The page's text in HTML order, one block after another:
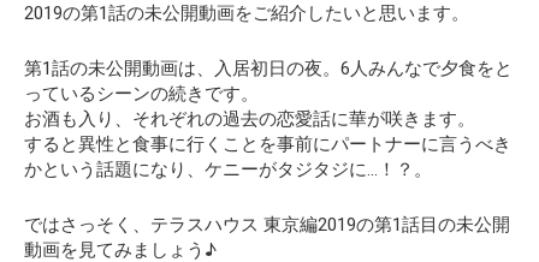
2019の第1話の未公開動画をご紹介したいと思います。
第1話の未公開動画は、入居初日の夜。6人みんなで夕食をと
っているシーンの続きです。
お酒も入り、それぞれの過去の恋愛話に華が咲きます。
すると異性と食事に行くことを事前にパートナーに言うべき
かという話題になり、ケニーがタジタジに…！？。
ではさっそく、テラスハウス 東京編2019の第1話目の未公開
動画を見てみましょう♪